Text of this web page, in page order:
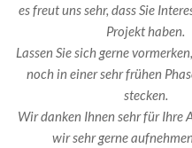
es freut uns sehr, dass Sie
Projekt haben.
Lassen Sie sich gerne
noch in einer sehr frühen
stecken.
Wir danken Ihnen sehr für Ihre
wir sehr gerne